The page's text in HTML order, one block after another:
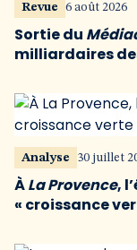
Revue 6 août 2026
Sortie du
milliardaires
Analyse 30 juillet
ÀLa Provence,
« croissance